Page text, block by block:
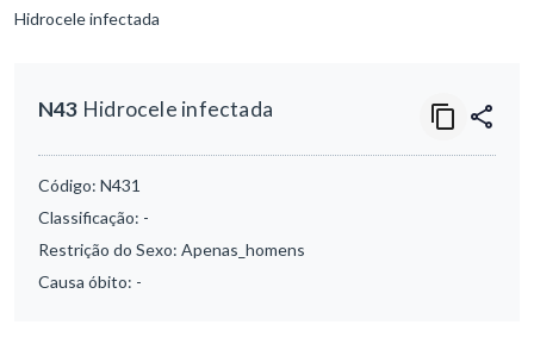
Hidrocele infectada
N43 Hidrocele infectada
Código: N431
Classificação: -
Restrição do Sexo: Apenas_homens
Causa óbito: -